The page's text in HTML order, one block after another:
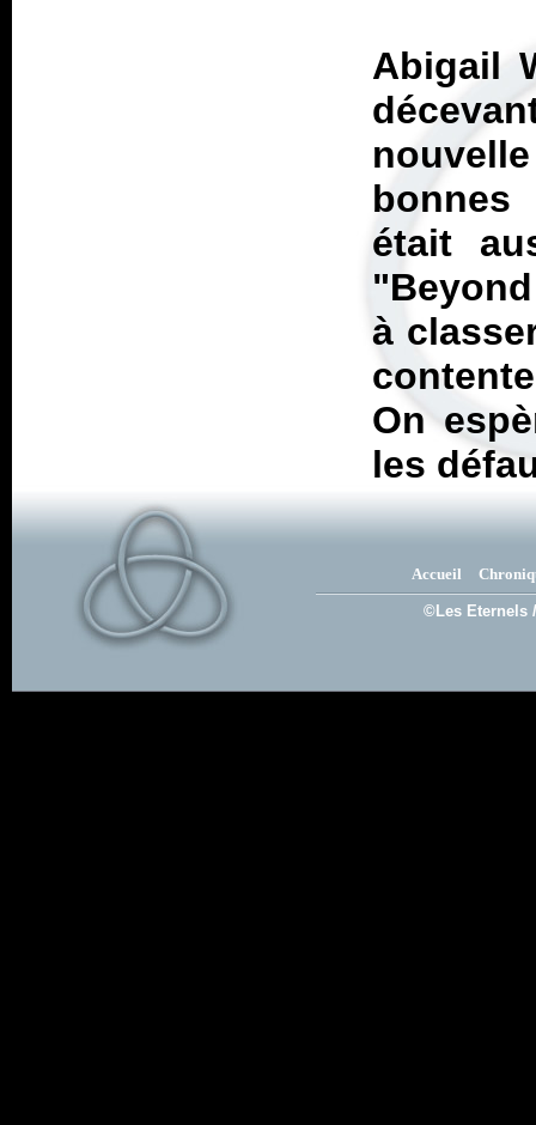
Abigail
était
à
On
les
Accueil
©Les Eternels